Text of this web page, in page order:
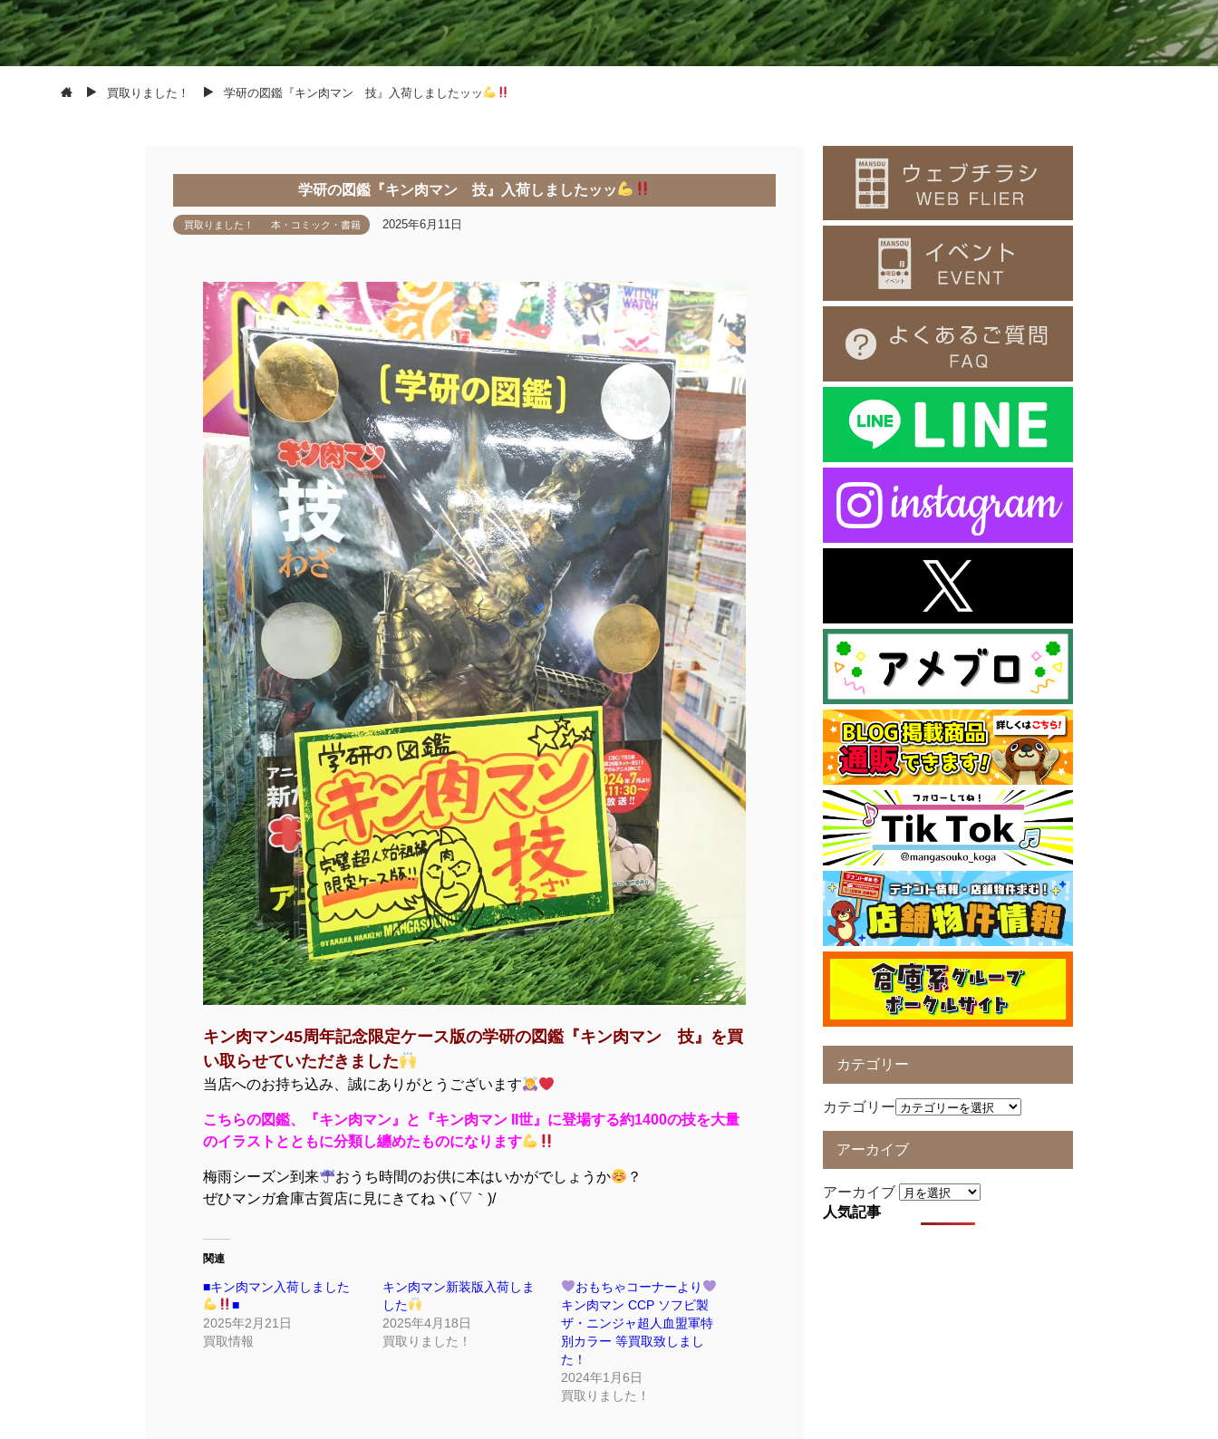
買取りました！ 学研の図鑑『キン肉マン 技』入荷しましたッッ
学研の図鑑『キン肉マン 技』入荷しましたッッ
買取りました！ 本・コミック・書籍 2025年6月11日
キン肉マン45周年記念限定ケース版の学研の図鑑『キン肉マン 技』を買
い取らせていただきました
当店へのお持ち込み、誠にありがとうございます
こちらの図鑑、『キン肉マン』と『キン肉マン II世』に登場する約1400の技を大量
のイラストとともに分類し纏めたものになります
梅雨シーズン到来 おうち時間のお供に本はいかがでしょうか
？
ぜひマンガ倉庫古賀店に見にきてねヽ(´▽｀)/
関連
■キン肉マン入荷しました
■
2025年2月21日
買取情報
キン肉マン新装版入荷しま
した
2025年4月18日
買取りました！
おもちゃコーナーより
キン肉マン CCP ソフビ製
ザ・ニンジャ超人血盟軍特
別カラー 等買取致しまし
た！
2024年1月6日
買取りました！
カテゴリー
カテゴリー
アーカイブ
アーカイブ
人気記事